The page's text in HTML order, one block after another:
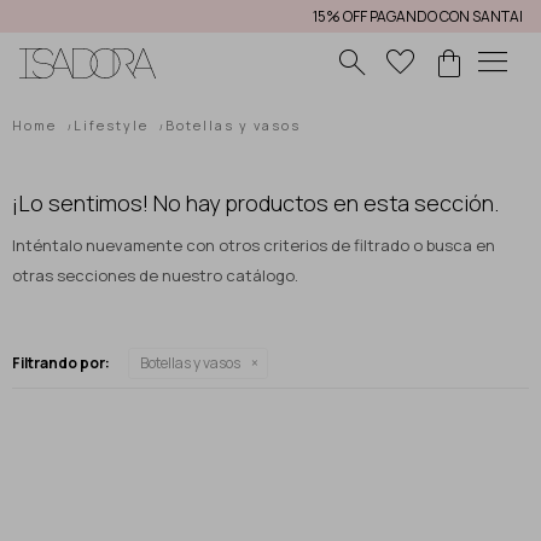
15% OFF PAGANDO CON
menu
Home Lifestyle Botellas y vasos
¡Lo sentimos! No hay productos en esta sección.
Inténtalo nuevamente con otros criterios de filtrado o busca en
otras secciones de nuestro catálogo.
Filtrando por: Botellas y vasos